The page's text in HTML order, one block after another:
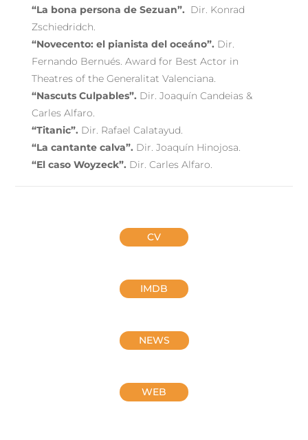
“La bona persona de Sezuan”. Dir. Konrad
Zschiedridch.
“Novecento: el pianista del oceáno”. Dir.
Fernando Bernués. Award for Best Actor in
Theatres of the Generalitat Valenciana.
“Nascuts Culpables”. Dir. Joaquín Candeias &
Carles Alfaro.
“Titanic”. Dir. Rafael Calatayud.
“La cantante calva”. Dir. Joaquín Hinojosa.
“El caso Woyzeck”. Dir. Carles Alfaro.
CV
IMDB
NEWS
WEB